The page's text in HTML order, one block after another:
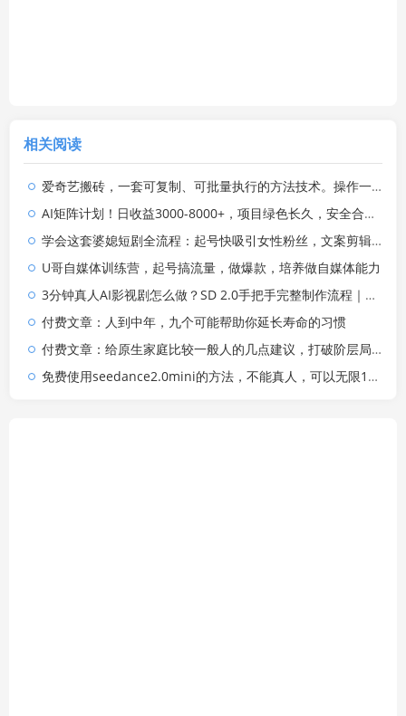
相关阅读
爱奇艺搬砖，一套可复制、可批量执行的方法技术。操作一个月，整年不用愁!
AI矩阵计划！日收益3000-8000+，项目绿色长久，安全合规靠谱，可批量放大。扶持工作室和分公司
学会这套婆媳短剧全流程：起号快吸引女性粉丝，文案剪辑视频制作一站式搞定，多种变现方式都可做
U哥自媒体训练营，起号搞流量，做爆款，培养做自媒体能力
3分钟真人AI影视剧怎么做？SD 2.0手把手完整制作流程｜Higgsfield 14天SD 2.0/2.5无限生成
付费文章：人到中年，九个可能帮助你延长寿命的习惯
付费文章：给原生家庭比较一般人的几点建议，打破阶层局限，实现个人与家族代际向上跃升
免费使用seedance2.0mini的方法，不能真人，可以无限10秒视频，9图+3音频参考